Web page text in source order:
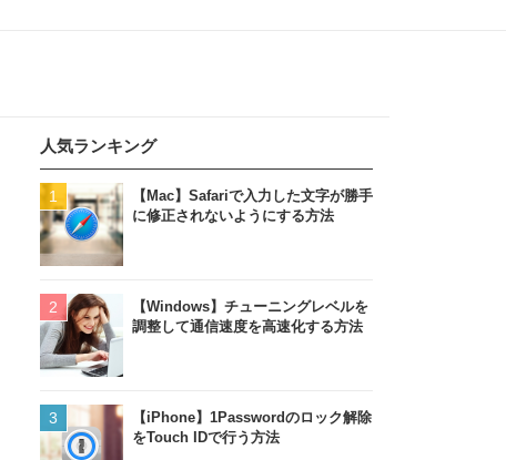
人気ランキング
【Mac】Safariで入力した文字が勝手
に修正されないようにする方法
【Windows】チューニングレベルを
調整して通信速度を高速化する方法
【iPhone】1Passwordのロック解除
をTouch IDで行う方法